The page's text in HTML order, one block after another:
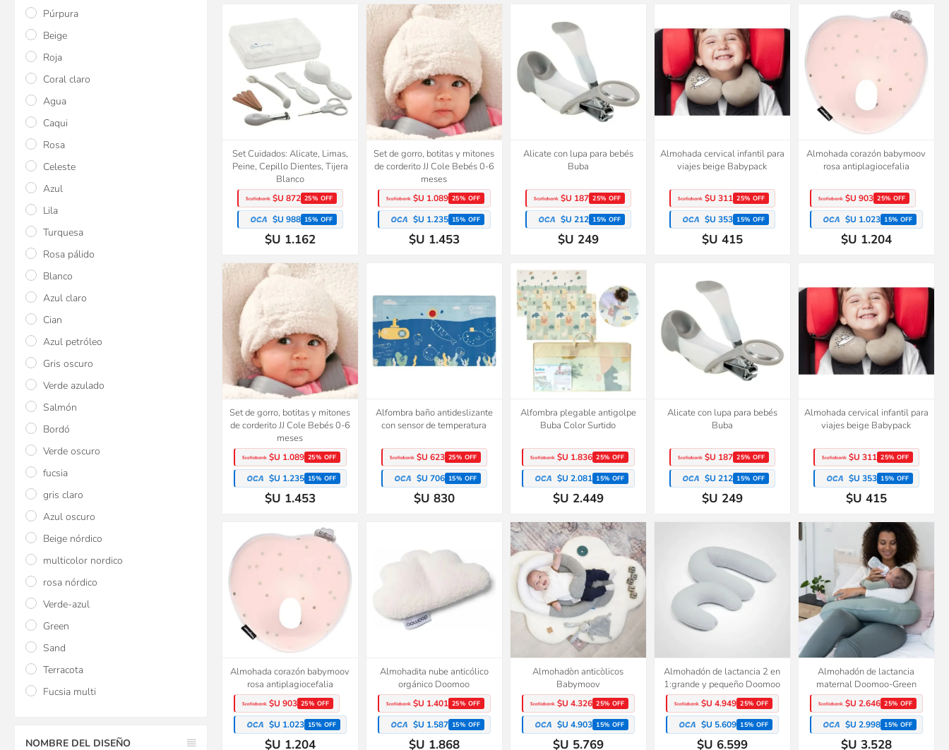
Set Cuidados: Alicate, Limas,
Peine, Cepillo Dientes, Tijera
Blanco
$U 872 25% OFF
$U 988 15% OFF
$U 1.162
Set de gorro, botitas y mitones
de corderito JJ Cole Bebés 0-6
meses
$U 1.089 25% OFF
$U 1.235 15% OFF
$U 1.453
Alicate con lupa para bebés
Buba
$U 187 25% OFF
$U 212 15% OFF
$U 249
Almohada cervical infantil para
viajes beige Babypack
$U 311 25% OFF
$U 353 15% OFF
$U 415
Almohada corazón babymoov
rosa antiplagiocefalia
$U 903 25% OFF
$U 1.023 15% OFF
$U 1.204
Set de gorro, botitas y mitones
de corderito JJ Cole Bebés 0-6
meses
$U 1.089 25% OFF
$U 1.235 15% OFF
$U 1.453
Alfombra baño antideslizante
con sensor de temperatura
$U 623 25% OFF
$U 706 15% OFF
$U 830
Alfombra plegable antigolpe
Buba Color Surtido
$U 1.836 25% OFF
$U 2.081 15% OFF
$U 2.449
Alicate con lupa para bebés
Buba
$U 187 25% OFF
$U 212 15% OFF
$U 249
Almohada cervical infantil para
viajes beige Babypack
$U 311 25% OFF
$U 353 15% OFF
$U 415
Almohada corazón babymoov
rosa antiplagiocefalia
$U 903 25% OFF
$U 1.023 15% OFF
$U 1.204
Almohadita nube anticólico
orgánico Doomoo
$U 1.401 25% OFF
$U 1.587 15% OFF
$U 1.868
Almohadòn anticòlicos
Babymoov
$U 4.326 25% OFF
$U 4.903 15% OFF
$U 5.769
Almohadón de lactancia 2 en
1:grande y pequeño Doomoo
$U 4.949 25% OFF
$U 5.609 15% OFF
$U 6.599
Almohadón de lactancia
maternal Doomoo-Green
$U 2.646 25% OFF
$U 2.998 15% OFF
$U 3.528
Púrpura
Beige
Roja
Coral claro
Agua
Caqui
Rosa
Celeste
Azul
Lila
Turquesa
Rosa pálido
Blanco
Azul claro
Cian
Azul petróleo
Gris oscuro
Verde azulado
Salmón
Bordó
Verde oscuro
fucsia
gris claro
Azul oscuro
Beige nórdico
multicolor nordico
rosa nórdico
Verde-azul
Green
Sand
Terracota
Fucsia multi
NOMBRE DEL DISEÑO